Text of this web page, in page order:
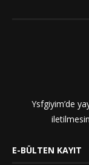
Ysfgiyim’de
E-BÜLTEN KAYIT